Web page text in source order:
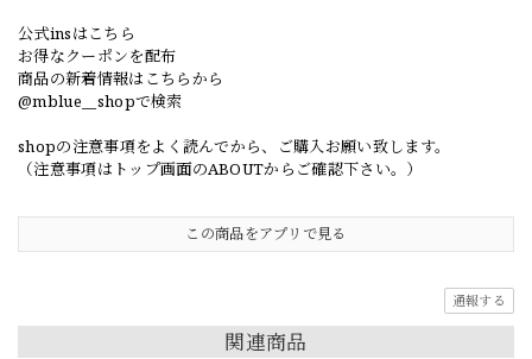
公式insはこちら
お得なクーポンを配布
商品の新着情報はこちらから
@mblue__shopで検索
shopの注意事項をよく読んでから、ご購入お願い致します。
（注意事項はトップ画面のABOUTからご確認下さい。）
この商品をアプリで見る
通報する
関連商品